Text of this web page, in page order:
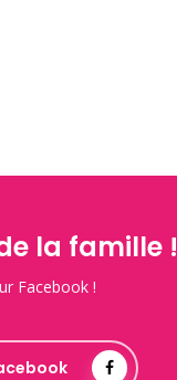
la famille !
Facebook !